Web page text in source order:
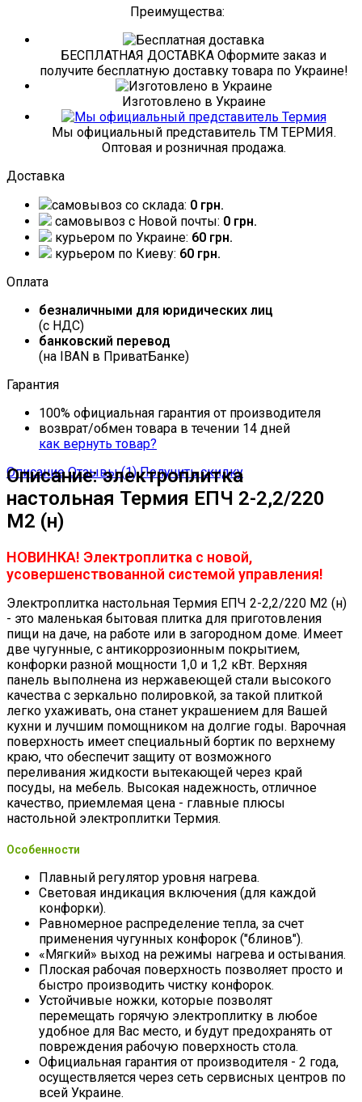
Преимущества:
БЕСПЛАТНАЯ ДОСТАВКА Оформите заказ и
получите бесплатную доставку товара по Украине!
Изготовлено в Украине
Мы официальный представитель ТМ ТЕРМИЯ.
Оптовая и розничная продажа.
Доставка
самовывоз со склада: 0 грн.
самовывоз c Новой почты: 0 грн.
курьером по Украине: 60 грн.
курьером по Киеву: 60 грн.
Оплата
безналичными для юридических лиц
(с НДС)
банковский перевод
(на IBAN в ПриватБанке)
Гарантия
100% официальная гарантия от производителя
возврат/обмен товара в течении 14 дней
как вернуть товар?
Описание Отзывы (1) Получить скидку
Описание: электроплитка
настольная Термия ЕПЧ 2-2,2/220
М2 (н)
НОВИНКА! Электроплитка с новой,
усовершенствованной системой управления!
Электроплитка настольная Термия ЕПЧ 2-2,2/220 М2 (н)
- это маленькая бытовая плитка для приготовления
пищи на даче, на работе или в загородном доме. Имеет
две чугунные, с антикоррозионным покрытием,
конфорки разной мощности 1,0 и 1,2 кВт. Верхняя
панель выполнена из нержавеющей стали высокого
качества с зеркально полировкой, за такой плиткой
легко ухаживать, она станет украшением для Вашей
кухни и лучшим помощником на долгие годы. Варочная
поверхность имеет специальный бортик по верхнему
краю, что обеспечит защиту от возможного
переливания жидкости вытекающей через край
посуды, на мебель. Высокая надежность, отличное
качество, приемлемая цена - главные плюсы
настольной электроплитки Термия.
Особенности
Плавный регулятор уровня нагрева.
Световая индикация включения (для каждой
конфорки).
Равномерное распределение тепла, за счет
применения чугунных конфорок ("блинов").
«Мягкий» выход на режимы нагрева и остывания.
Плоская рабочая поверхность позволяет просто и
быстро производить чистку конфорок.
Устойчивые ножки, которые позволят
перемещать горячую электроплитку в любое
удобное для Вас место, и будут предохранять от
повреждения рабочую поверхность стола.
Официальная гарантия от производителя - 2 года,
осуществляется через сеть сервисных центров по
всей Украине.